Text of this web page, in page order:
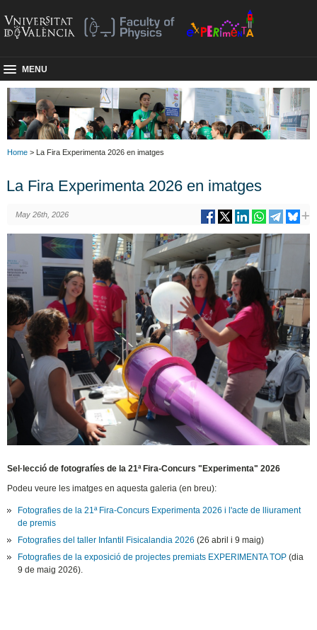
MENU
Home > La Fira Experimenta 2026 en imatges
La Fira Experimenta 2026 en imatges
May 26th, 2026
Sel·lecció de fotografíes de la 21ª Fira-Concurs "Experimenta" 2026
Podeu veure les imatges en aquesta galeria (en breu):
Fotografies de la 21ª Fira-Concurs Experimenta 2026 i l'acte de lliurament
de premis
Fotografies del taller Infantil Fisicalandia 2026 (26 abril i 9 maig)
Fotografies de la exposició de projectes premiats EXPERIMENTA TOP(dia
9 de maig 2026).